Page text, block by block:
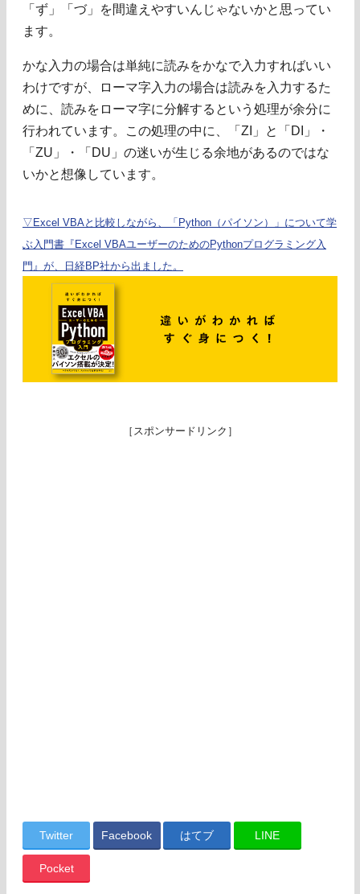
「ず」「づ」を間違えやすいんじゃないかと思ってい
ます。
かな入力の場合は単純に読みをかなで入力すればいい
わけですが、ローマ字入力の場合は読みを入力するた
めに、読みをローマ字に分解するという処理が余分に
行われています。この処理の中に、「ZI」と「DI」・
「ZU」・「DU」の迷いが生じる余地があるのではな
いかと想像しています。
▽Excel VBAと比較しながら、「Python（パイソン）」について学
ぶ入門書『Excel VBAユーザーのためのPythonプログラミング入
門』が、日経BP社から出ました。
［スポンサードリンク］
Twitter Facebook はてブ LINE
Pocket